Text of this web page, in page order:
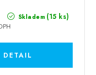
Skladem (15 ks)